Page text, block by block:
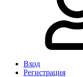
Вход
Регистрация